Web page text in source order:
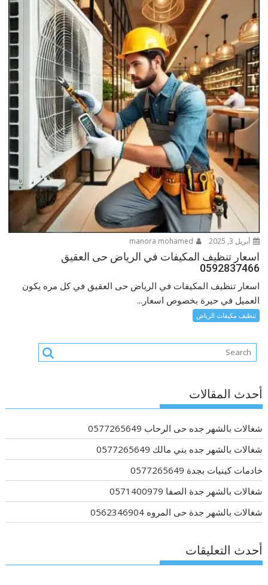
أبريل 3, 2025
اسعار تنظيف المكيفات في الرياض حى العقيق
0592837466
اسعار تنظيف المكيفات في الرياض حى العقيق في كل مره يكون
العميل في حيرة بخصوص اسعار...
تنظيف مكيفات الرياض
أحدث المقالات
شغالات بالشهر جده حى الرحاب 0577265649
شغالات بالشهر جده بني مالك 0577265649
خادمات كينيات بجدة 0577265649
شغالات بالشهر جدة الصفا 0571400979
شغالات بالشهر جدة حى المروه 0562346904
أحدث التعليقات